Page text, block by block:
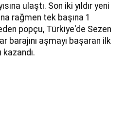
ulaştı. Son iki yıldır yeni
rağmen tek başına 1
popçu, Türkiye'de Sezen
barajını aşmayı başaran ilk
kazandı.